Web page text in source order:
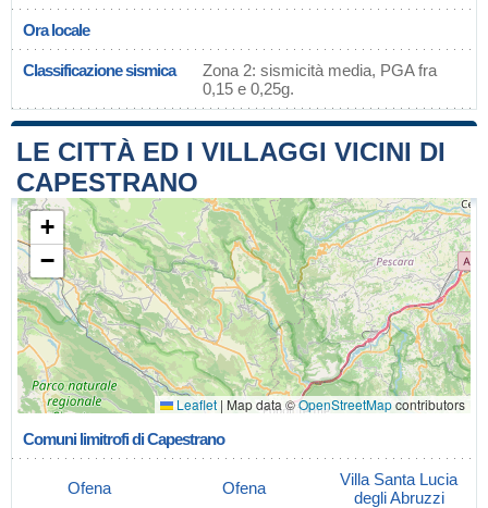
Ora locale
Classificazione sismica
Zona 2: sismicità media, PGA fra
0,15 e 0,25g.
LE CITTÀ ED I VILLAGGI VICINI DI
CAPESTRANO
+
−
Leaflet | Map data ©OpenStreetMapcontributors
Comuni limitrofi di Capestrano
Ofena Ofena
Villa Santa Lucia
degli Abruzzi